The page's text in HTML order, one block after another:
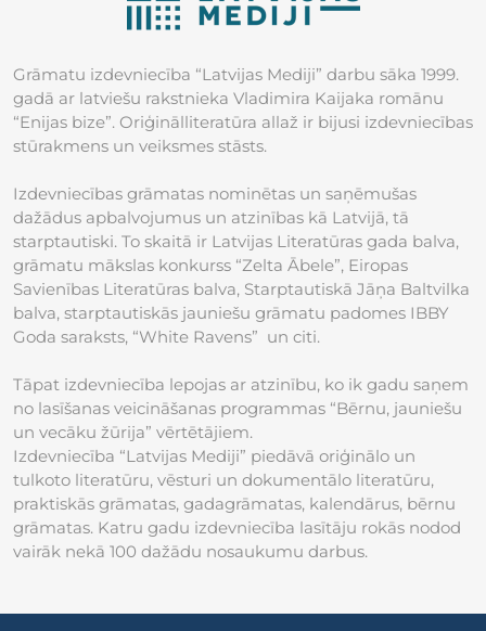
Grāmatu izdevniecība “Latvijas Mediji” darbu sāka 1999.
gadā ar latviešu rakstnieka Vladimira Kaijaka romānu
“Enijas bize”. Oriģinālliteratūra allaž ir bijusi izdevniecības
stūrakmens un veiksmes stāsts.
Izdevniecības grāmatas nominētas un saņēmušas
dažādus apbalvojumus un atzinības kā Latvijā, tā
starptautiski. To skaitā ir Latvijas Literatūras gada balva,
grāmatu mākslas konkurss “Zelta Ābele”, Eiropas
Savienības Literatūras balva, Starptautiskā Jāņa Baltvilka
balva, starptautiskās jauniešu grāmatu padomes IBBY
Goda saraksts, “White Ravens” un citi.
Tāpat izdevniecība lepojas ar atzinību, ko ik gadu saņem
no lasīšanas veicināšanas programmas “Bērnu, jauniešu
un vecāku žūrija” vērtētājiem.
Izdevniecība “Latvijas Mediji” piedāvā oriģinālo un
tulkoto literatūru, vēsturi un dokumentālo literatūru,
praktiskās grāmatas, gadagrāmatas, kalendārus, bērnu
grāmatas. Katru gadu izdevniecība lasītāju rokās nodod
vairāk nekā 100 dažādu nosaukumu darbus.